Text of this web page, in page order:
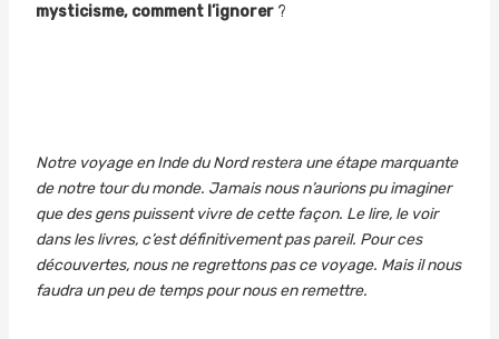
mysticisme, comment l’ignorer ?
Notre voyage en Inde du Nord restera une étape marquante
de notre tour du monde. Jamais nous n’aurions pu imaginer
que des gens puissent vivre de cette façon. Le lire, le voir
dans les livres, c’est définitivement pas pareil. Pour ces
découvertes, nous ne regrettons pas ce voyage. Mais il nous
faudra un peu de temps pour nous en remettre.